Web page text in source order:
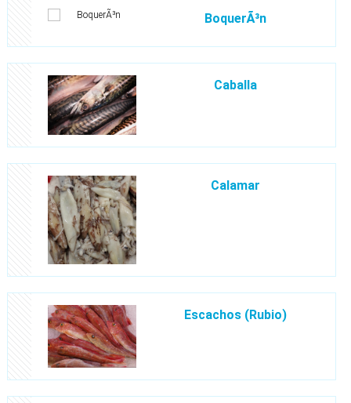
BoquerÃ³n
Caballa
Calamar
Escachos (Rubio)